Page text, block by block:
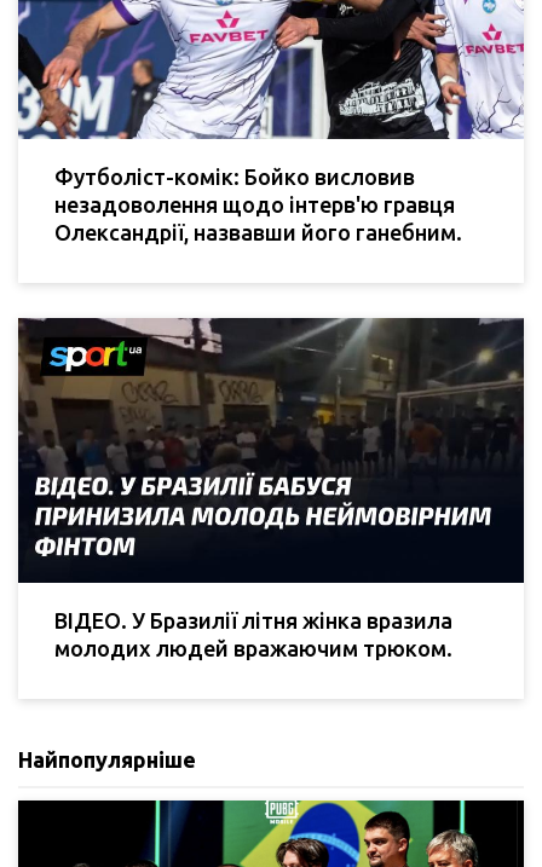
Футболіст-комік: Бойко висловив
незадоволення щодо інтерв'ю гравця
Олександрії, назвавши його ганебним.
ВІДЕО. У Бразилії літня жінка вразила
молодих людей вражаючим трюком.
Найпопулярніше